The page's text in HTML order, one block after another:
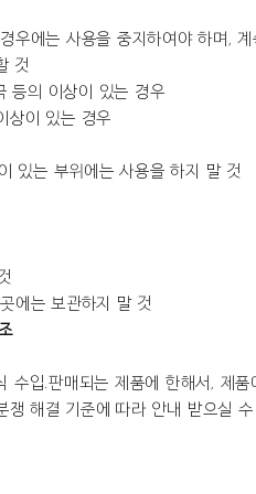
우에는 사용을 중지하여야 하며,
것
등의 이상이 있는 경우
상이 있는 경우
있는 부위에는 사용을 하지 말 것
에는 보관하지 말 것
수입.판매되는 제품에 한해서, 제품
해결 기준에 따라 안내 받으실 수